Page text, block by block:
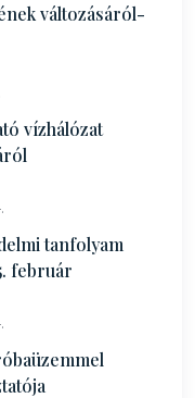
változásáról-
vízhálózat
tanfolyam
február